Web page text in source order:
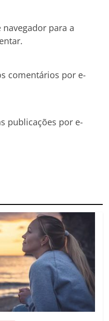
para a
comentários por e-
publicações por e-